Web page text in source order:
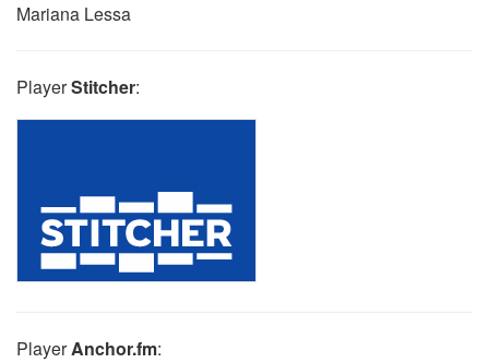
Mariana Lessa
PlayerStitcher:
PlayerAnchor.fm: